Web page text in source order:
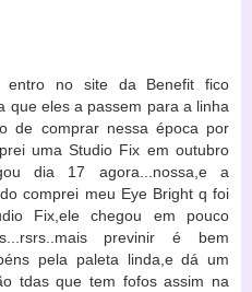
entro no site da Benefit fico
que eles a passem para a linha
de comprar nessa época por
uma Studio Fix em outubro
dia 17 agora...nossa,e a
comprei meu Eye Bright q foi
Fix,ele chegou em pouco
previnir é bem
pela paleta linda,e dá um
tdas que tem fofos assim na